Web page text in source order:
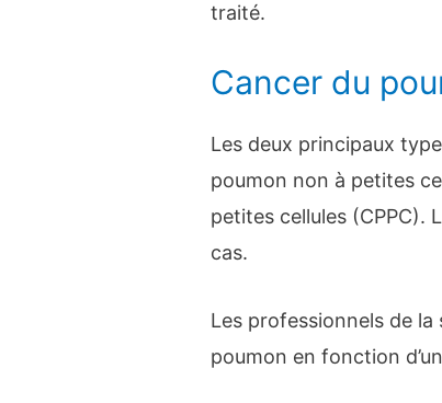
traité.
Cancer du
Les deux principaux
poumon non à petites
petites cellules (CPPC).
cas.
Les professionnels de
poumon en fonction